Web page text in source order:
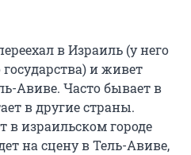
в Израиль (у него
государства) и живет
Авиве. Часто бывает в
в другие страны.
в израильском городе
на сцену в Тель-Авиве,